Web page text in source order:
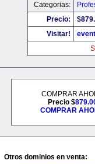
Categorias:
Precio:
Visitar!
COMPRAR
Precio $
COMPRAR
Otros dominios en venta: